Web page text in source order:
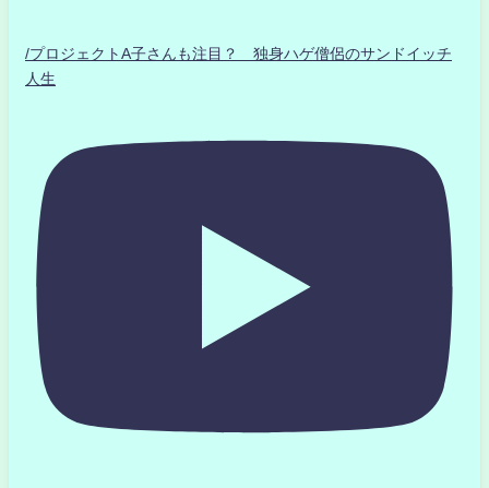
/プロジェクトA子さんも注目？ 独身ハゲ僧侶のサンドイッチ
人生